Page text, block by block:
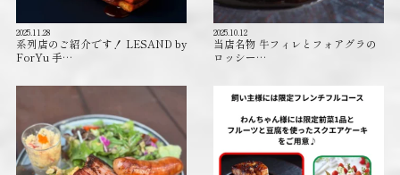
2025.11.28
系列店のご紹介です！ LESAND by
ForYu 手…
2025.10.12
当店名物 牛フィレとフォアグラの
ロッシー…